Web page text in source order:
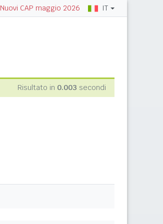
Nuovi CAP maggio 2026 IT
Risultato in 0.003 secondi